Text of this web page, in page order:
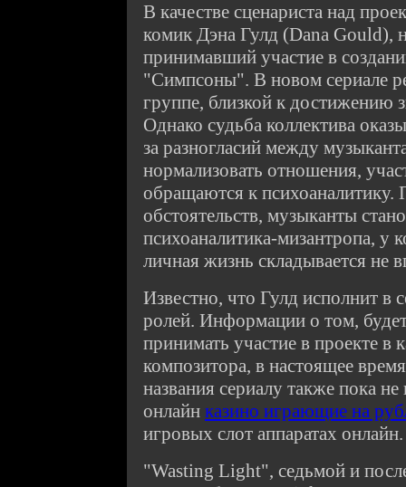
В качестве сценариста над
комик Дэна Гулд (Dana Gould),
принимавший участие в
"Симпсоны". В новом сериале
группе, близкой к достижению
Однако судьба коллектива
за разногласий между
нормализовать отношения,
обращаются к психоаналитику.
обстоятельств, музыканты
психоаналитика-мизантропа, у
личная жизнь складывается не
Известно, что Гулд исполнит в
ролей. Информации о том,
принимать участие в проекте в
композитора, в настоящее
названия сериалу также пока
онлайн казино играющие на
игровых слот аппаратах онлайн.
"Wasting Light", седьмой и